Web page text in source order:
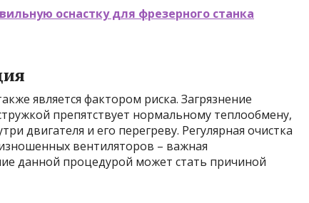
оснастку для фрезерного станка
является фактором риска. Загрязнение
препятствует нормальному теплообмену,
двигателя и его перегреву. Регулярная очистка
вентиляторов – важная
данной процедурой может стать причиной